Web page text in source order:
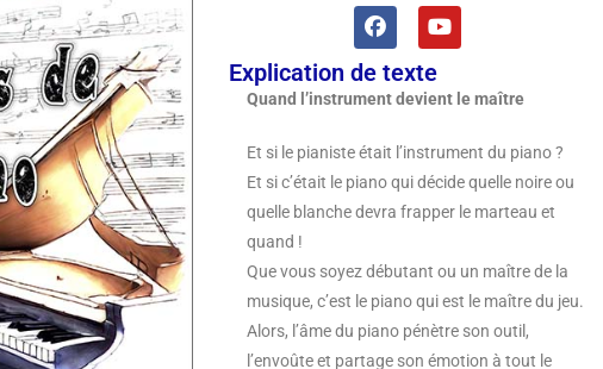
Explication de texte
Quand l’instrument devient le maître
Et si le pianiste était l’instrument du piano ?
Et si c’était le piano qui décide quelle noire ou
quelle blanche devra frapper le marteau et
quand !
Que vous soyez débutant ou un maître de la
musique, c’est le piano qui est le maître du jeu.
Alors, l’âme du piano pénètre son outil,
l’envoûte et partage son émotion à tout le